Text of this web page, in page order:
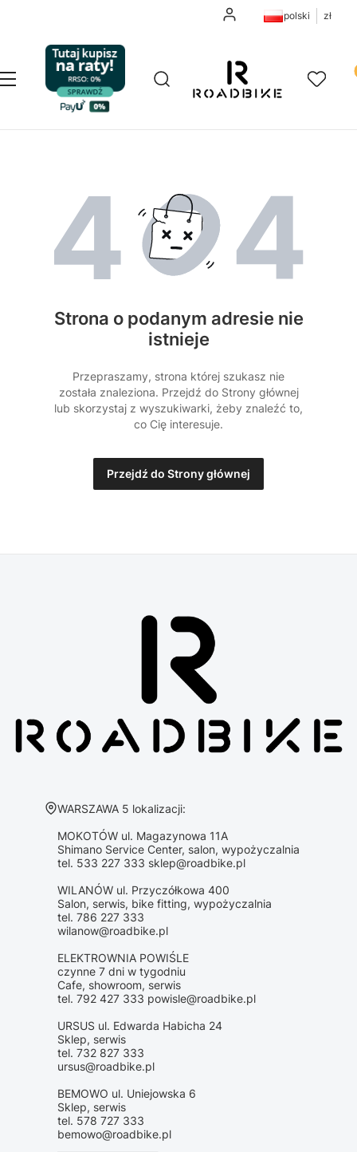
Zaloguj siępolski zł
Menu Otwórz wyszukiwarkę
Szukaj Ulubione
Strona o podanym adresie nie
istnieje
Przepraszamy, strona której szukasz nie
została znaleziona. Przejdź do Strony głównej
lub skorzystaj z wyszukiwarki, żeby znaleźć to,
co Cię interesuje.
Przejdź do Strony głównej
Adres:
WARSZAWA 5 lokalizacji:
MOKOTÓW ul. Magazynowa 11A
Shimano Service Center, salon, wypożyczalnia
tel. 533 227 333 sklep@roadbike.pl
WILANÓW ul. Przyczółkowa 400
Salon, serwis, bike fitting, wypożyczalnia
tel. 786 227 333
wilanow@roadbike.pl
ELEKTROWNIA POWIŚLE
czynne 7 dni w tygodniu
Cafe, showroom, serwis
tel. 792 427 333 powisle@roadbike.pl
URSUS ul. Edwarda Habicha 24
Sklep, serwis
tel. 732 827 333
ursus@roadbike.pl
BEMOWO ul. Uniejowska 6
Sklep, serwis
tel. 578 727 333
bemowo@roadbike.pl